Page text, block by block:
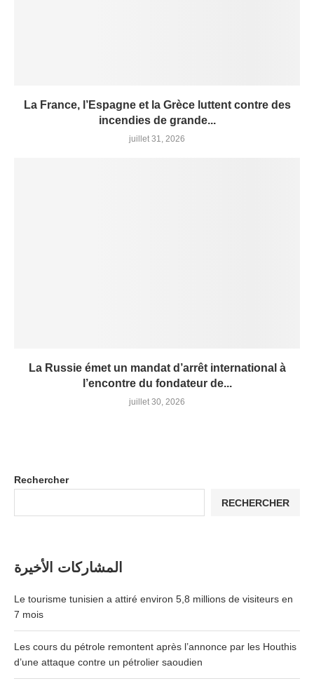
La France, l’Espagne et la Grèce luttent contre des
incendies de grande...
juillet 31, 2026
La Russie émet un mandat d’arrêt international à
l’encontre du fondateur de...
juillet 30, 2026
Rechercher
RECHERCHER
المشاركات الأخيرة
Le tourisme tunisien a attiré environ 5,8 millions de visiteurs en
7 mois
Les cours du pétrole remontent après l’annonce par les Houthis
d’une attaque contre un pétrolier saoudien